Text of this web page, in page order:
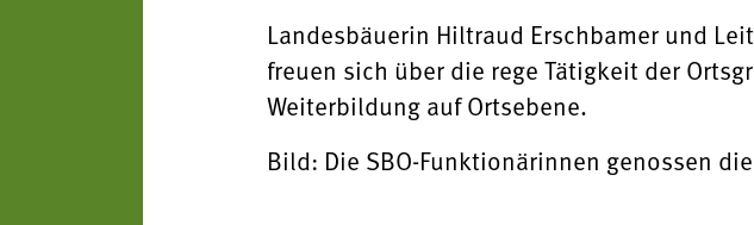
Landesbäuerin Hiltraud Erschbamer und
freuen sich über die rege Tätigkeit der
Weiterbildung auf Ortsebene.
Bild: Die SBO-Funktionärinnen genossen